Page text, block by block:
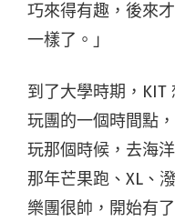
巧來得有趣，後來
一樣了。」​
到了大學時期，KIT
玩團的一個時間點
玩那個時候，去海
那年芒果跑、XL、
樂團很帥，開始有